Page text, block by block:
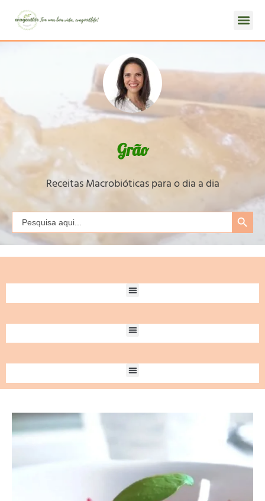
Grão
Receitas Macrobióticas para o dia a dia
Search
for:
Search Button